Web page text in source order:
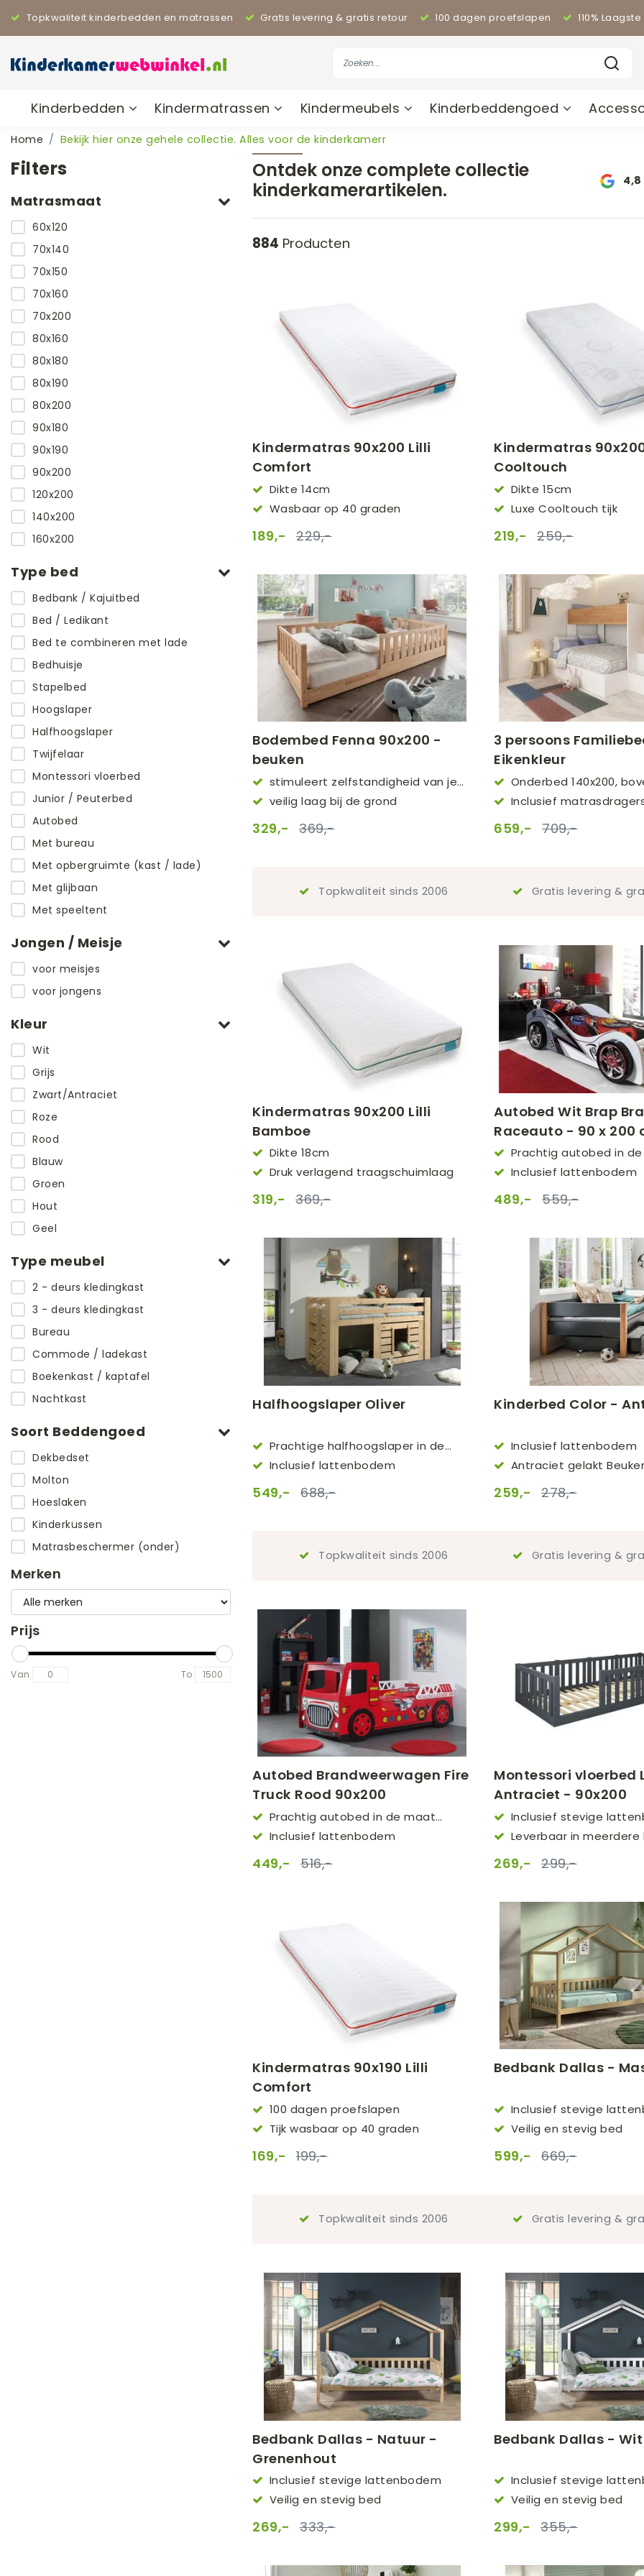
Topkwaliteit kinderbedden en matrassen Gratis levering & gratis retour 100 dagen proefslapen 110%
Kinderbedden Kindermatrassen Kindermeubels Kinderbeddengoed
Home Bekijk hier onze gehele collectie. Alles voor de kinderkamerr
Filters
Matrasmaat
60x120
70x140
70x150
70x160
70x200
80x160
80x180
80x190
80x200
90x180
90x190
90x200
120x200
140x200
160x200
Type bed
Bedbank / Kajuitbed
Bed / Ledikant
Bed te combineren met lade
Bedhuisje
Stapelbed
Hoogslaper
Halfhoogslaper
Twijfelaar
Montessori vloerbed
Junior / Peuterbed
Autobed
Met bureau
Met opbergruimte (kast / lade)
Met glijbaan
Met speeltent
Jongen / Meisje
voor meisjes
voor jongens
Kleur
Wit
Grijs
Zwart/Antraciet
Roze
Rood
Blauw
Groen
Hout
Geel
Type meubel
2 - deurs kledingkast
3 - deurs kledingkast
Bureau
Commode / ladekast
Boekenkast / kaptafel
Nachtkast
Soort Beddengoed
Dekbedset
Molton
Hoeslaken
Kinderkussen
Matrasbeschermer (onder)
Merken
Prijs
Van To
Ontdek onze complete collectie
kinderkamerartikelen.
4,8
884 Producten
Kindermatras 90x200 Lilli
Comfort
Dikte 14cm
Wasbaar op 40 graden
189,- 229,-
Kindermatras
Cooltouch
Dikte 15cm
Luxe Cooltouch tijk
219,- 259,-
Bodembed Fenna 90x200 -
beuken
stimuleert zelfstandigheid van je
kindveilig laag bij de grond
329,- 369,-
3 persoons
Eikenkleur
Onderbed 140x200,
90x200
Inclusief
659,- 709,-
Topkwaliteit sinds 2006 Gratis levering &
Kindermatras 90x200 Lilli
Bamboe
Dikte 18cm
Druk verlagend traagschuimlaag
319,- 369,-
Autobed Wit Brap
Raceauto - 90 x 200
Prachtig autobed in
90x200
Inclusief lattenbodem
489,- 559,-
Halfhoogslaper Oliver
Prachtige halfhoogslaper in de
maat 90x200
Inclusief lattenbodem
549,- 688,-
Kinderbed Color -
Inclusief lattenbodem
Antraciet gelakt
259,- 278,-
Topkwaliteit sinds 2006 Gratis levering &
Autobed Brandweerwagen Fire
Truck Rood 90x200
Prachtig autobed in de maat
90x200
Inclusief lattenbodem
449,- 516,-
Montessori vloerbed
Antraciet - 90x200
Inclusief stevige
Leverbaar in meerdere
269,- 299,-
Kindermatras 90x190 Lilli
Comfort
100 dagen proefslapen
Tijk wasbaar op 40 graden
169,- 199,-
Bedbank Dallas -
Inclusief stevige
Veilig en stevig bed
599,- 669,-
Topkwaliteit sinds 2006 Gratis levering &
Bedbank Dallas - Natuur -
Grenenhout
Inclusief stevige lattenbodem
Veilig en stevig bed
269,- 333,-
Bedbank Dallas - Wit
Inclusief stevige
Veilig en stevig bed
299,- 355,-